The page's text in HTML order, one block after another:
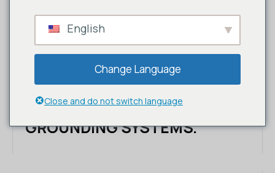
WE PROVIDE YOU WITH THE
BEST QUALITY SERVICE WITH
OUR DEEP-ROOTED HISTORY
AND EXPERT STAFF IN THE
PRODUCTION/MARKETING OF
CABLE TRAYS, CABLE
SUPPORT, PIPE AND
GROUNDING SYSTEMS.
English
Change Language
Close and do not switch language